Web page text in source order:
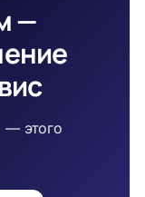
—
— этого